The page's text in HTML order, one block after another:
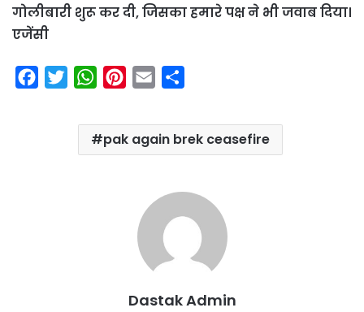
गोलीबारी शुरू कर दी, जिसका हमारे पक्ष ने भी जवाब दिया।
एजेंसी
W
a
t
n
t
a
i
a
r
pak again brek ceasefire
Dastak Admin